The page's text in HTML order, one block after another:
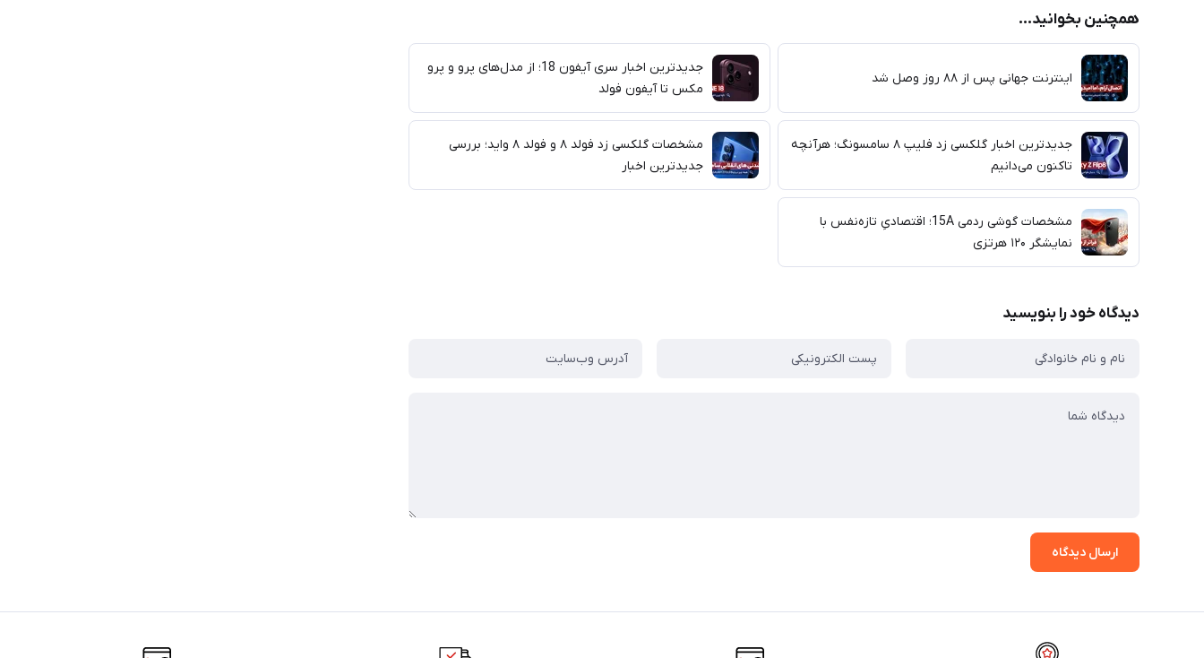
همچنین بخوانید...
اینترنت جهانی پس از ۸۸ روز وصل شد
جدیدترین اخبار سری آیفون 18؛ از مدل‌های پرو و پرو
مکس تا آیفون فولد
جدیدترین اخبار گلکسی زد فلیپ ۸ سامسونگ؛ هرآنچه
تاکنون می‌دانیم
مشخصات گلکسی زد فولد ۸ و فولد ۸ واید؛ بررسی
جدیدترین اخبار
مشخصات گوشی ردمی 15A؛ اقتصادیِ تازه‌نفس با
نمایشگر ۱۲۰ هرتزی
دیدگاه خود را بنویسید
ارسال دیدگاه